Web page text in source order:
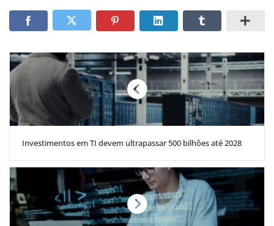
Investimentos em TI devem ultrapassar 500 bilhões até 2028